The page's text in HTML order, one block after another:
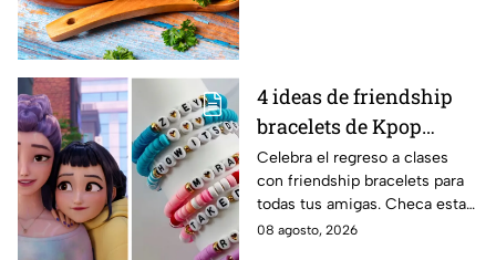
4 ideas de friendship
bracelets de Kpop
Demon Hunters para
intercambiar con tus
mejores amigas este
regreso a clases
Celebra el regreso a clases
con friendship bracelets para
todas tus amigas. Checa estas
4 ideas inspiradas en Kpop
08 agosto, 2026